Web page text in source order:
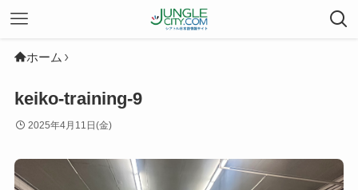
ホーム
keiko-training-9
2025年4月11日(金)